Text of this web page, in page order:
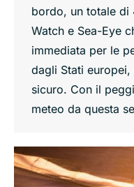
bordo, un totale di
Watch e Sea-Eye
immediata per le
dagli Stati
sicuro. Con il
meteo da questa